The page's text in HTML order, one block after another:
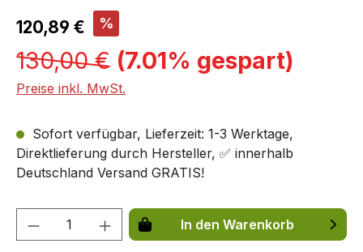
120,89 € %
130,00 € (7.01% gespart)
Preise inkl. MwSt.
Sofort verfügbar, Lieferzeit: 1-3 Werktage,
Direktlieferung durch Hersteller, ✅ innerhalb
Deutschland Versand GRATIS!
Produkt Anzahl: Gib denIn den Warenkorb